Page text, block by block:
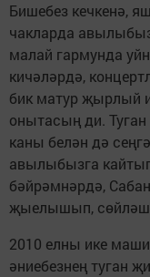
Бишебез кечкенә,
чакларда
малай гармунда
кичәләрдә,
бик матур җырлый
онытасың ди.
каны белән дә
авылыбызга
бәйрәмнәрдә,
җыелышып,
2010 елны ике
әниебезнең туган